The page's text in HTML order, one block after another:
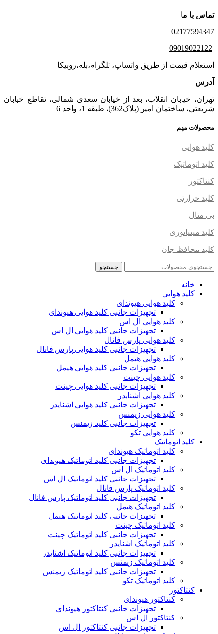
تماس با ما
02177594347
09019022122
استعلام قیمت از طریق واتساپ، تلگرام،بله،روبیکا
آدرس
تهران، خیابان انقلاب، بعد از خیابان سعدی شمالی، تقاطع خیابان
شریعتی، ساختمان امیر (پلاک362)، طبقه 1، واحد 6
محصولات مهم
کلید هوایی
کلید اتوماتیک
کنتاکتور
کلید حرارتی
بی متال
کلید مینیاتوری
کلید محافظ جان
جستجو
خانه
کلید هوایی
کلید هوایی هیوندای
تجهیزات جانبی کلید هوایی هیوندای
کلید هوایی ال اس
تجهیزات جانبی کلید هوایی ال اس
کلید هوایی پارس فانال
تجهیزات جانبی کلید هوایی پارس فانال
کلید هوایی هیمل
تجهیزات جانبی کلید هوایی هیمل
کلید هوایی چینت
تجهیزات جانبی کلید هوایی چینت
کلید هوایی اشنایدر
تجهیزات جانبی کلید هوایی اشنایدر
کلید هوایی زیمنس
تجهیزات جانبی کلید زیمنس
کلید هوایی تکو
کلید اتوماتیک
کلید اتوماتیک هیوندای
تجهیزات جانبی کلید اتوماتیک هیوندای
کلید اتوماتیک ال اس
تجهیزات جانبی کلید اتوماتیک ال اس
کلید اتوماتیک پارس فانال
تجهیزات جانبی کلید اتوماتیک پارس فانال
کلید اتوماتیک هیمل
تجهیزات جانبی کلید اتوماتیک هیمل
کلید اتوماتیک چینت
تجهیزات جانبی کلید اتوماتیک چینت
کلید اتوماتیک اشنایدر
تجهیزات جانبی کلید اتوماتیک اشنایدر
کلید اتوماتیک زیمنس
تجهیزات جانبی کلید اتوماتیک زیمنس
کلید اتوماتیک تکو
کنتاکتور
کنتاکتور هیوندای
تجهیزات جانبی کنتاکتور هیوندای
کنتاکتور ال اس
تجهیزات جانبی کنتاکتور ال اس